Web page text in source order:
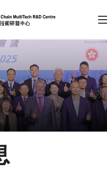
键）
会员登录
A EN 繁 简